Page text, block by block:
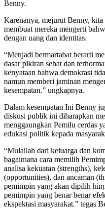
Benny.
Karenanya, mejurut Benny, kita
membuat mereka mengerti
dengan uang dan identitas.
“Menjadi bermartabat berarti
dasar pikiran sehat dan
kenyataan bahwa demokrasi
namun memberi jaminan
kesempatan.” ungkapnya.
Dalam kesempatan Ini Benny
diskusi publik ini diharapkan
menggaungkan Pemilu cerdas
edukasi politik kepada
“Mulailah dari keluarga dan
bagaimana cara memilih
analisa kekuatan (strengths),
(opportunities), dan ancaman
pemimpin yang akan dipilih
pemimpin yang benar benar
ekspektasi masyarakat.” tegas